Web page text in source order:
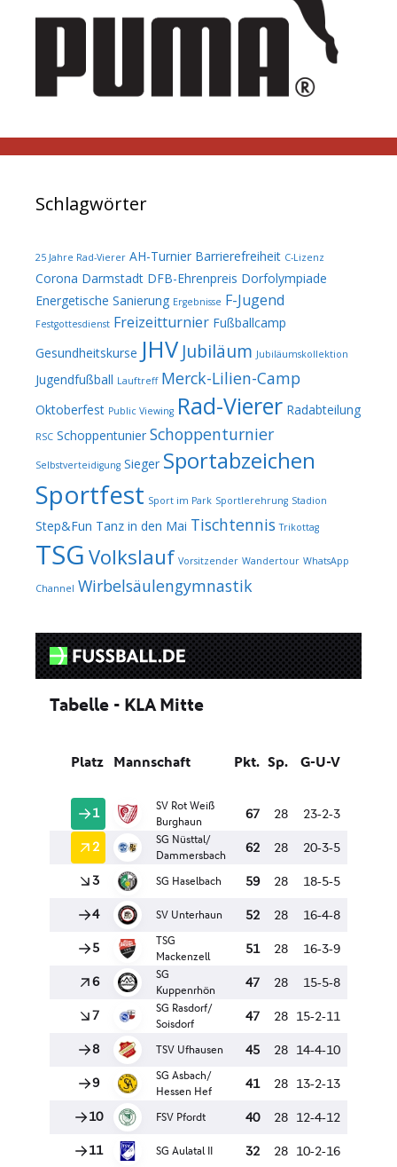
Schlagwörter
25 Jahre Rad-Vierer AH-Turnier Barrierefreiheit C-Lizenz
Corona Darmstadt DFB-Ehrenpreis Dorfolympiade
Energetische Sanierung Ergebnisse F-Jugend
Festgottesdienst Freizeitturnier Fußballcamp
Gesundheitskurse JHV Jubiläum Jubiläumskollektion
Jugendfußball Lauftreff Merck-Lilien-Camp
Oktoberfest Public Viewing Rad-Vierer Radabteilung
RSC Schoppentunier Schoppenturnier
Selbstverteidigung Sieger Sportabzeichen
Sportfest Sport im Park Sportlerehrung Stadion
Step&Fun Tanz in den Mai Tischtennis Trikottag
TSG Volkslauf Vorsitzender Wandertour WhatsApp
Channel Wirbelsäulengymnastik